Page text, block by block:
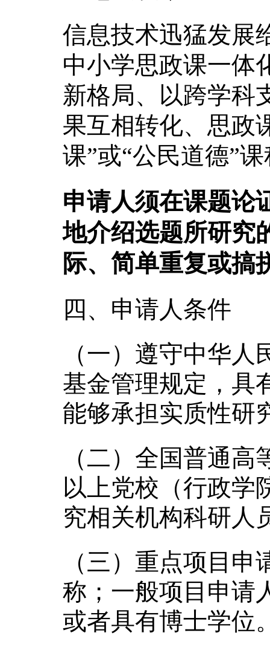
信息技术迅猛发展
中小学思政课一体
新格局、以跨学科
果互相转化、思政
课”或“公民道德”
申请人须在课题论
地介绍选题所研究
际、简单重复或搞
四、申请人条件
（一）遵守中华
基金管理规定，具
能够承担实质性研
（二）全国普通
以上党校（行政学
究相关机构科研人
（三）重点项目
称；一般项目申请
或者具有博士学位